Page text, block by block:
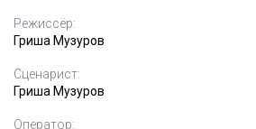
Режиссёр:
Гриша Музуров
Сценарист:
Гриша Музуров
Оператор: